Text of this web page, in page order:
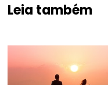
Leia também